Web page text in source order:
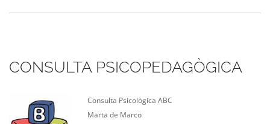
CONSULTA PSICOPEDAGÒGICA
Consulta Psicològica ABC
Marta de Marco